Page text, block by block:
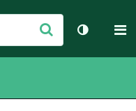
Enviar
Alternar